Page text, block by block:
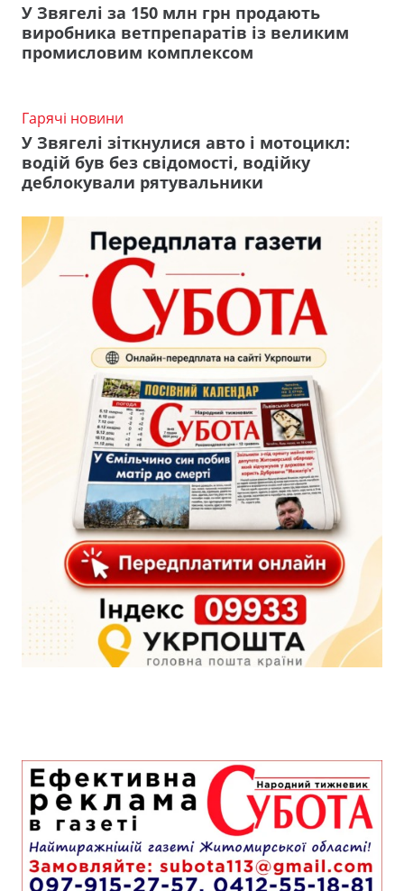
У Звягелі за 150 млн грн продають
виробника ветпрепаратів із великим
промисловим комплексом
Гарячі новини
У Звягелі зіткнулися авто і мотоцикл:
водій був без свідомості, водійку
деблокували рятувальники